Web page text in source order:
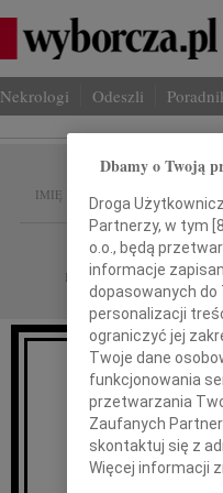
Nekrologi Odeszli
IMIĘ I NAZWISKO:
REGION: Lublin
DATA EMISJI: 16.12.2016
12 grudnia 2016
Dbamy o Twoją
Droga
Partnerzy, w tym [
o.o., będą
informacje
dopasowanych do
personalizacji
ograniczyć jej
Twoje dane
funkcjonowania
przetwarzania
Zaufanych
skontaktuj się z
Więcej informacji